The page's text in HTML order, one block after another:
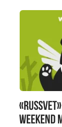
weekend